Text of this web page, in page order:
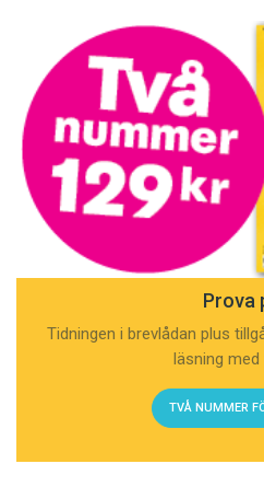
Prova
Tidningen i brevlådan plus
läsning med
TVÅ NUMMER